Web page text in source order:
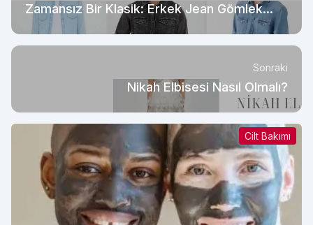
Zamansız Bir Klasik: Erkek Jean Gömlek
Modelleri
Sonraki
Nikah Elbisesi Nasıl Olmalı?
Cilt Bakımı